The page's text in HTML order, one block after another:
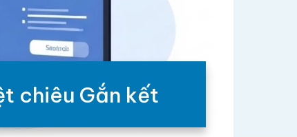
chiêu Gắn kết